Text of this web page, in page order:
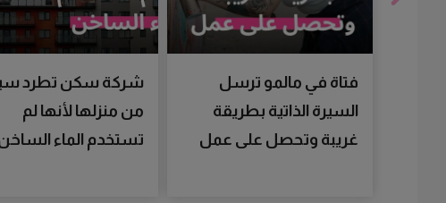
فتاة في مالمو ترسل
السيرة الذاتية بطريقة
غريبة وتحصل على عمل
شركة سكن تطرد
من منزلها لأنها لم
تستخدم الماء